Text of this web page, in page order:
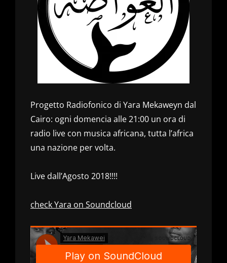
Progetto Radiofonico di Yara Mekaweyn dal
Cairo: ogni domencia alle 21:00 un ora di
radio live con musica africana, tutta l’africa
una nazione per volta.
Live dall’Agosto 2018!!!!
check Yara on Soundcloud